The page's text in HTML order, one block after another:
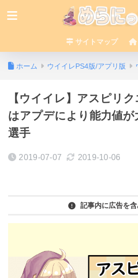
サイトマップ
ホーム ウイイレPS4版/アプリ版
【ウイイレ】アスピリ
はアプデにより能力値が
選手
2019-07-07 2019-10-06
記事内に広告を